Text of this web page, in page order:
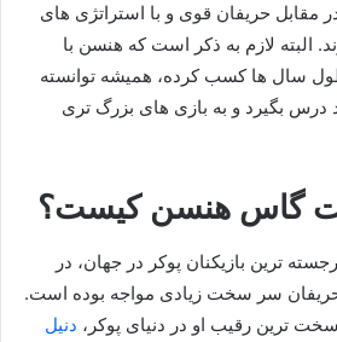
مقابل حریفان قوی و با استراتژی‌ های
البته لازم به ذکر است که هنسن با
سال‌ ها کسب کرده، همیشه توانسته
بگیرد و به بازی‌ های بزرگ‌ تری
گاس هنسن کیست؟
ترین بازیکنان پوکر در جهان، در
سر سخت زیادی مواجه بوده است.
ترین رقیب او در دنیای پوکر، دنیل